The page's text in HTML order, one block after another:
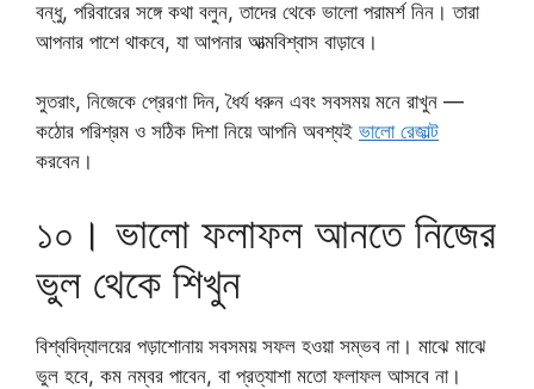
বন্ধু, পরিবারের সঙ্গে কথা বলুন, তাদের থেকে ভালো পরামর্শ নিন। তারা
আপনার পাশে থাকবে, যা আপনার আত্মবিশ্বাস বাড়াবে।
সুতরাং, নিজেকে প্রেরণা দিন, ধৈর্য ধরুন এবং সবসময় মনে রাখুন —
কঠোর পরিশ্রম ও সঠিক দিশা নিয়ে আপনি অবশ্যই ভালো রেজাল্ট
করবেন।
১০। ভালো ফলাফল আনতে নিজের
ভুল থেকে শিখুন
বিশ্ববিদ্যালয়ের পড়াশোনায় সবসময় সফল হওয়া সম্ভব না। মাঝে মাঝে
ভুল হবে, কম নম্বর পাবেন, বা প্রত্যাশা মতো ফলাফল আসবে না।